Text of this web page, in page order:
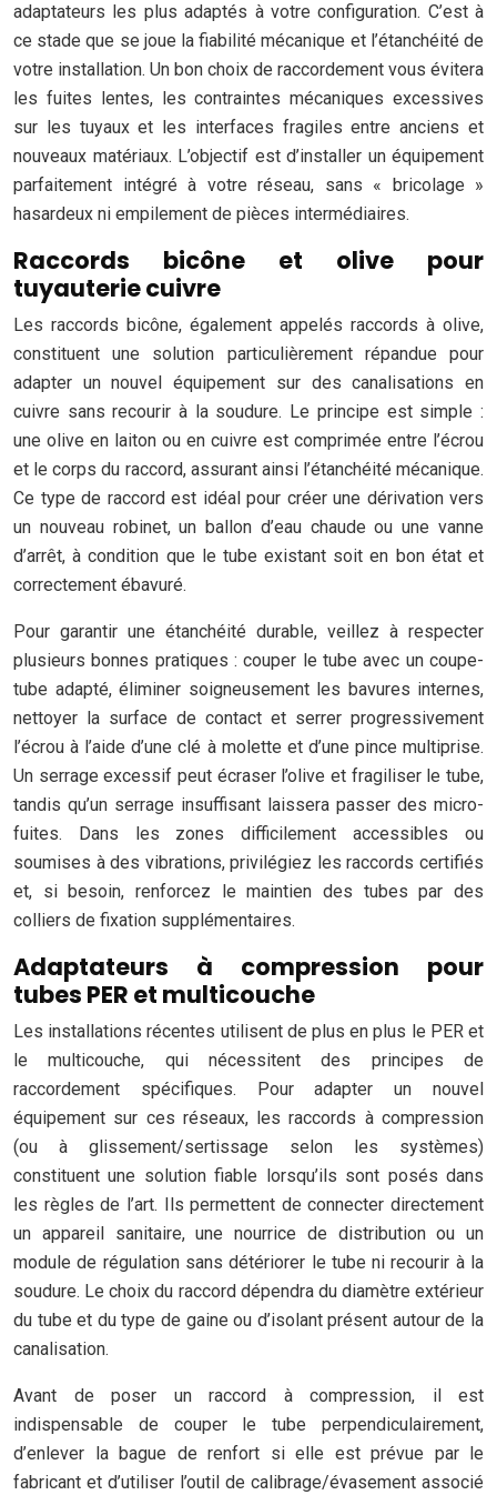
adaptateurs les plus adaptés à votre configuration. C’est à
ce stade que se joue la fiabilité mécanique et l’étanchéité de
votre installation. Un bon choix de raccordement vous évitera
les fuites lentes, les contraintes mécaniques excessives
sur les tuyaux et les interfaces fragiles entre anciens et
nouveaux matériaux. L’objectif est d’installer un équipement
parfaitement intégré à votre réseau, sans « bricolage »
hasardeux ni empilement de pièces intermédiaires.
Raccords bicône et olive pour
tuyauterie cuivre
Les raccords bicône, également appelés raccords à olive,
constituent une solution particulièrement répandue pour
adapter un nouvel équipement sur des canalisations en
cuivre sans recourir à la soudure. Le principe est simple :
une olive en laiton ou en cuivre est comprimée entre l’écrou
et le corps du raccord, assurant ainsi l’étanchéité mécanique.
Ce type de raccord est idéal pour créer une dérivation vers
un nouveau robinet, un ballon d’eau chaude ou une vanne
d’arrêt, à condition que le tube existant soit en bon état et
correctement ébavuré.
Pour garantir une étanchéité durable, veillez à respecter
plusieurs bonnes pratiques : couper le tube avec un coupe-
tube adapté, éliminer soigneusement les bavures internes,
nettoyer la surface de contact et serrer progressivement
l’écrou à l’aide d’une clé à molette et d’une pince multiprise.
Un serrage excessif peut écraser l’olive et fragiliser le tube,
tandis qu’un serrage insuffisant laissera passer des micro-
fuites. Dans les zones difficilement accessibles ou
soumises à des vibrations, privilégiez les raccords certifiés
et, si besoin, renforcez le maintien des tubes par des
colliers de fixation supplémentaires.
Adaptateurs à compression pour
tubes PER et multicouche
Les installations récentes utilisent de plus en plus le PER et
le multicouche, qui nécessitent des principes de
raccordement spécifiques. Pour adapter un nouvel
équipement sur ces réseaux, les raccords à compression
(ou à glissement/sertissage selon les systèmes)
constituent une solution fiable lorsqu’ils sont posés dans
les règles de l’art. Ils permettent de connecter directement
un appareil sanitaire, une nourrice de distribution ou un
module de régulation sans détériorer le tube ni recourir à la
soudure. Le choix du raccord dépendra du diamètre extérieur
du tube et du type de gaine ou d’isolant présent autour de la
canalisation.
Avant de poser un raccord à compression, il est
indispensable de couper le tube perpendiculairement,
d’enlever la bague de renfort si elle est prévue par le
fabricant et d’utiliser l’outil de calibrage/évasement associé